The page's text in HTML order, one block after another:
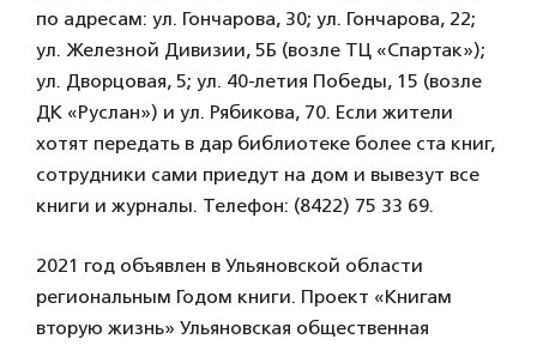
по адресам: ул. Гончарова, 30; ул. Гончарова, 22;
ул. Железной Дивизии, 5Б (возле ТЦ «Спартак»);
ул. Дворцовая, 5; ул. 40-летия Победы, 15 (возле
ДК «Руслан») и ул. Рябикова, 70. Если жители
хотят передать в дар библиотеке более ста книг,
сотрудники сами приедут на дом и вывезут все
книги и журналы. Телефон: (8422) 75 33 69.
2021 год объявлен в Ульяновской области
региональным Годом книги. Проект «Книгам
вторую жизнь» Ульяновская общественная